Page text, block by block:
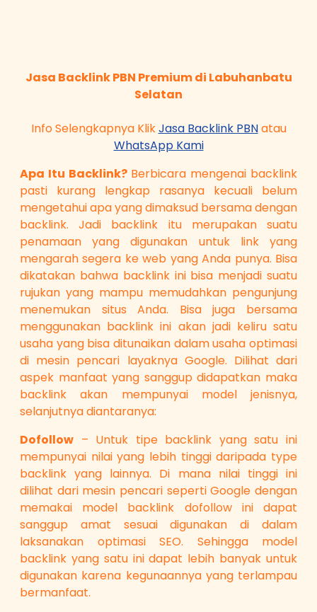
Jasa Backlink PBN Premium di Labuhanbatu
Selatan
Info Selengkapnya KlikJasa Backlink PBNatau
WhatsApp Kami
Apa Itu Backlink? Berbicara mengenai backlink
pasti kurang lengkap rasanya kecuali belum
mengetahui apa yang dimaksud bersama dengan
backlink. Jadi backlink itu merupakan suatu
penamaan yang digunakan untuk link yang
mengarah segera ke web yang Anda punya. Bisa
dikatakan bahwa backlink ini bisa menjadi suatu
rujukan yang mampu memudahkan pengunjung
menemukan situs Anda. Bisa juga bersama
menggunakan backlink ini akan jadi keliru satu
usaha yang bisa ditunaikan dalam usaha optimasi
di mesin pencari layaknya Google. Dilihat dari
aspek manfaat yang sanggup didapatkan maka
backlink akan mempunyai model jenisnya,
selanjutnya diantaranya:
Dofollow – Untuk tipe backlink yang satu ini
mempunyai nilai yang lebih tinggi daripada type
backlink yang lainnya. Di mana nilai tinggi ini
dilihat dari mesin pencari seperti Google dengan
memakai model backlink dofollow ini dapat
sanggup amat sesuai digunakan di dalam
laksanakan optimasi SEO. Sehingga model
backlink yang satu ini dapat lebih banyak untuk
digunakan karena kegunaannya yang terlampau
bermanfaat.